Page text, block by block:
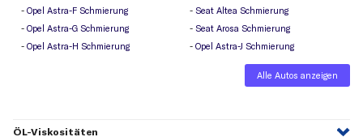
Opel Astra-F Schmierung
Seat Altea Schmierung
Opel Astra-G Schmierung
Seat Arosa Schmierung
Opel Astra-H Schmierung
Opel Astra-J Schmierung
Alle Autos anzeigen
ÖL-Viskositäten